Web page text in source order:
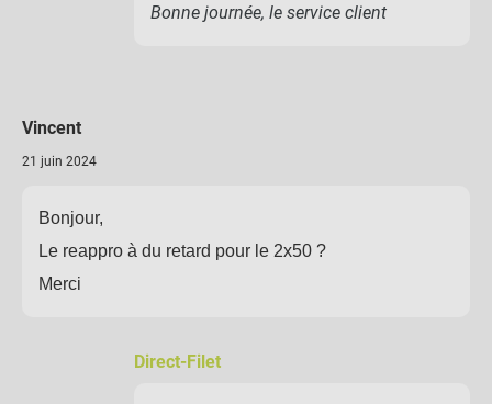
Bonne journée, le service client
Vincent
21 juin 2024
Bonjour,
Le reappro à du retard pour le 2x50 ?
Merci
Direct-Filet